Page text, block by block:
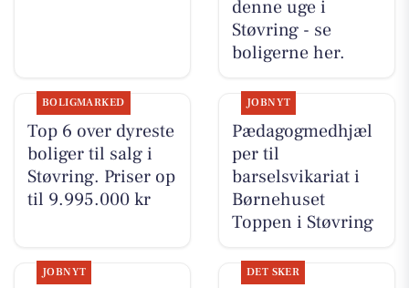
denne uge i
Støvring - se
boligerne her.
BOLIGMARKED
Top 6 over dyreste
boliger til salg i
Støvring. Priser op
til 9.995.000 kr
JOBNYT
Pædagogmedhjæl
per til
barselsvikariat i
Børnehuset
Toppen i Støvring
JOBNYT DET SKER